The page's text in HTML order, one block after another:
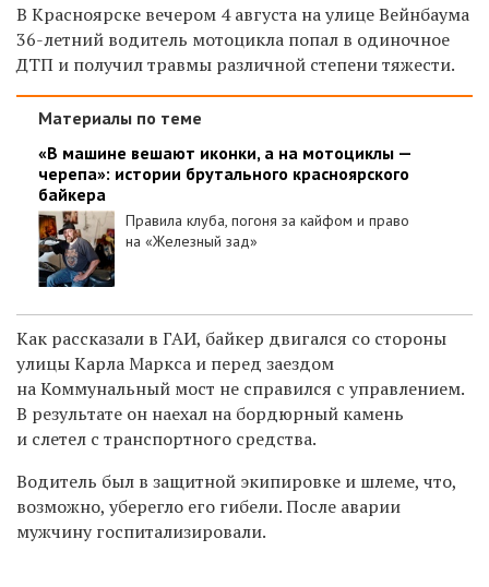
В Красноярске вечером 4 августа на улицеВейнбаума
36-летний водитель мотоцикла попал в одиночное
ДТП и получил травмы различной степени тяжести.
Материалы по теме
«В машине вешают иконки, а на мотоциклы —
черепа»: истории брутального красноярского
байкера
Правила клуба, погоня за кайфом и право
на «Железный зад»
Как рассказали в ГАИ, байкер двигался со стороны
улицы Карла Маркса и перед заездом
на Коммунальный мост не справился с управлением.
В результате он наехал на бордюрный камень
и слетел с транспортного средства.
Водитель был в защитной экипировке и шлеме, что,
возможно, уберегло его гибели. После аварии
мужчину госпитализировали.